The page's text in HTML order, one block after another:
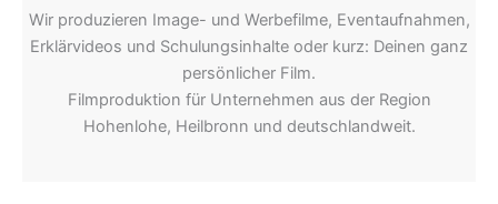
Wir produzieren Image- und Werbefilme, Eventaufnahmen,
Erklärvideos und Schulungsinhalte oder kurz: Deinen ganz
persönlicher Film.
Filmproduktion für Unternehmen aus der Region
Hohenlohe, Heilbronn und deutschlandweit.